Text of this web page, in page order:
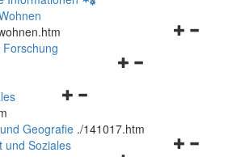
Navigationsmenü
Navigationsmenü
und
schließen
Geografie ./141017.htm
und Soziales